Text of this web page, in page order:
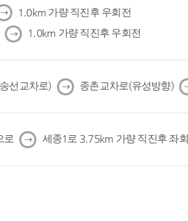
1.0km 가량 직진후 우회전
다
음
1.0km 가량 직진후 우회전
선교차로) 다
음
종촌교차로(유성방향) 다
음
로 다
음
세종1로 3.75km 가량 직진후 좌